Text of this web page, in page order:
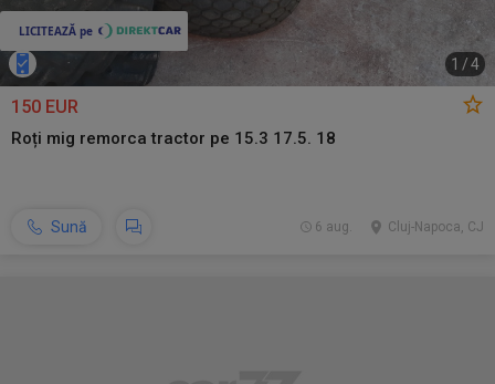
1 /4
150 EUR
Roți mig remorca tractor pe 15.3 17.5. 18
Sună Cluj-Napoca, CJ
6 aug.